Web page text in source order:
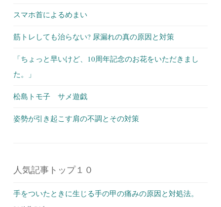
スマホ首によるめまい
筋トレしても治らない? 尿漏れの真の原因と対策
「ちょっと早いけど、10周年記念のお花をいただきまし
た。」
松島トモ子 サメ遊戯
姿勢が引き起こす肩の不調とその対策
人気記事トップ１０
手をついたときに生じる手の甲の痛みの原因と対処法。